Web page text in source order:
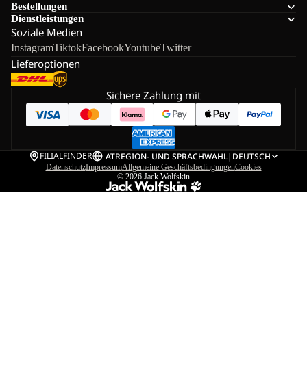
Bestellungen
Dienstleistungen
Soziale Medien
InstagramTiktokFacebookYoutubeTwitter
Lieferoptionen
Sichere Zahlung mit
FILIALFINDER ATREGION- UND SPRACHWAHL| DEUTSCH
DatenschutzImpressumAllgemeine GeschäftsbedingungenCookies
© 2026 Jack Wolfskin